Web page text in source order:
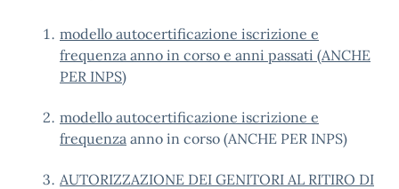
modello autocertificazione iscrizione e
frequenza anno in corso e anni passati (ANCHE
PER INPS)
modello autocertificazione iscrizione e
frequenza anno in corso (ANCHE PER INPS)
AUTORIZZAZIONE DEI GENITORI AL RITIRO DI